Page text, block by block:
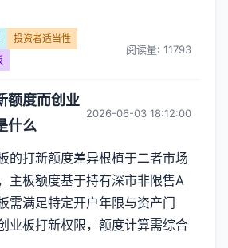
投资者适当性
阅读量: 11793
额度而创业
什么
2026-06-03 18:12:00
的打新额度差异根植于二者市场
主板额度基于持有深市非限售A
需满足特定开户年限与资产门
业板打新权限，额度计算需综合